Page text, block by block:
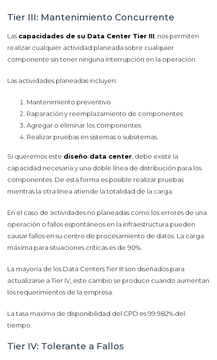
Tier III: Mantenimiento Concurrente
Las capacidades de su Data Center Tier III , nos permiten
realizar cualquier actividad planeada sobre cualquier
componente sin tener ninguna interrupción en la operación.
Las actividades planeadas incluyen:
Mantenimiento preventivo
Raparación y reemplazamiento de componentes
Agregar o eliminar los componentes
Realizar pruebas en sistemas o subsitemas.
Si queremos este diseño data center , debe existir la
capacidad necesaria y una doble línea de distribución para los
componentes. De esta forma es posible realizar pruebas
mientras la otra línea atiende la totalidad de la carga.
En el caso de actividades no planeadas como los errores de una
operación o fallos espontáneos en la infraestructura pueden
causar fallos en su centro de procesamiento de datos. La carga
máxima para situaciones críticas es de 90%.
La mayoría de los Data Centers Tier III son diseñados para
actualizarse a Tier IV, este cambio se produce cuando aumentan
los requerimientos de la empresa.
La tasa maxima de disponibilidad del CPD es 99.982% del
tiempo.
Tier IV: Tolerante a Fallos